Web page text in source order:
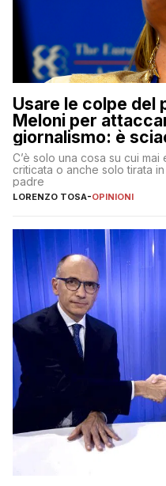
Usare le colpe del
Meloni per
giornalismo: è
Dimostriamo di
C’è solo una cosa su cui
criticata o anche solo tirata
padre
LORENZO TOSA-OPINIONI